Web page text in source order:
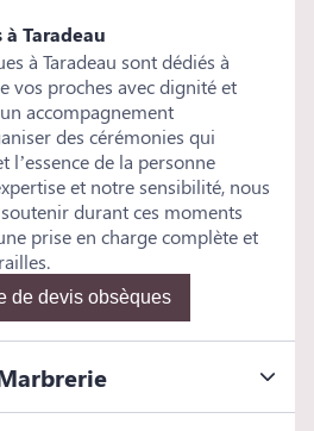
Taradeau
à Taradeau sont dédiés à
vos proches avec dignité et
accompagnement
des cérémonies qui
l’essence de la personne
et notre sensibilité, nous
durant ces moments
prise en charge complète et
Demande de devis obsèques